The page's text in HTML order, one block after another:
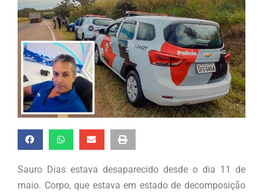
Sauro Dias estava desaparecido desde o dia 11 de
maio. Corpo, que estava em estado de decomposição